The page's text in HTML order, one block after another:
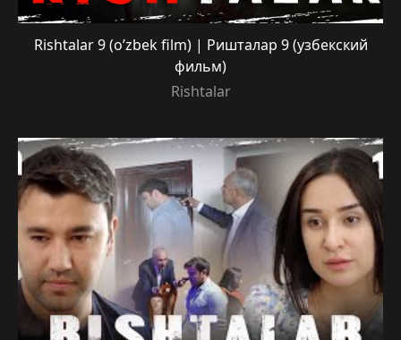
Rishtalar 9 (o’zbek film) | Ришталар 9 (узбекский
фильм)
Rishtalar